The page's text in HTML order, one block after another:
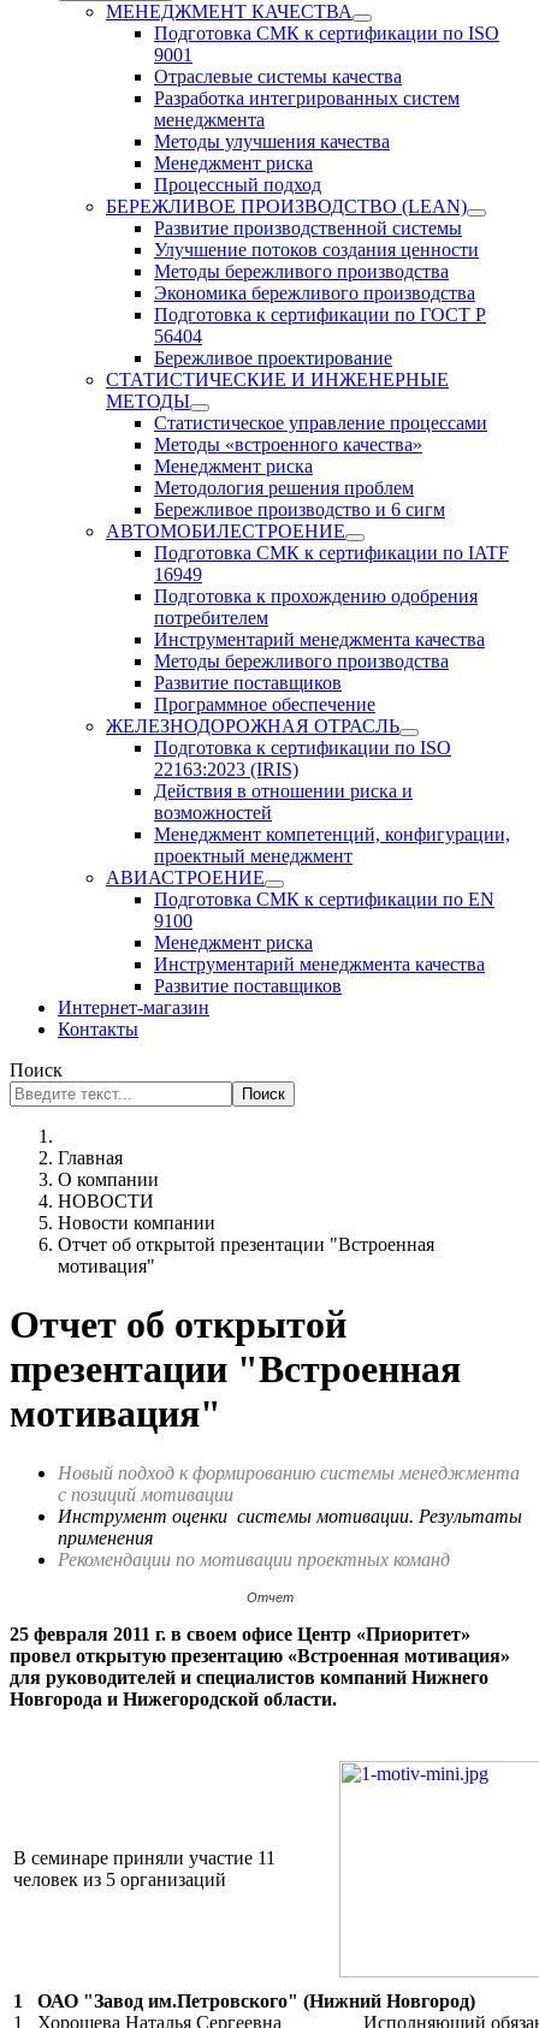
МЕНЕДЖМЕНТ КАЧЕСТВА
Подготовка СМК к сертификации по ISO
9001
Отраслевые системы качества
Разработка интегрированных систем
менеджмента
Методы улучшения качества
Менеджмент риска
Процессный подход
БЕРЕЖЛИВОЕ ПРОИЗВОДСТВО (LEAN)
Развитие производственной системы
Улучшение потоков создания ценности
Методы бережливого производства
Экономика бережливого производства
Подготовка к сертификации по ГОСТ Р
56404
Бережливое проектирование
СТАТИСТИЧЕСКИЕ И ИНЖЕНЕРНЫЕ
МЕТОДЫ
Статистическое управление процессами
Методы «встроенного качества»
Менеджмент риска
Методология решения проблем
Бережливое производство и 6 сигм
АВТОМОБИЛЕСТРОЕНИЕ
Подготовка СМК к сертификации по IATF
16949
Подготовка к прохождению одобрения
потребителем
Инструментарий менеджмента качества
Методы бережливого производства
Развитие поставщиков
Программное обеспечение
ЖЕЛЕЗНОДОРОЖНАЯ ОТРАСЛЬ
Подготовка к сертификации по ISO
22163:2023 (IRIS)
Действия в отношении риска и
возможностей
Менеджмент компетенций, конфигурации,
проектный менеджмент
АВИАСТРОЕНИЕ
Подготовка СМК к сертификации по EN
9100
Менеджмент риска
Инструментарий менеджмента качества
Развитие поставщиков
Интернет-магазин
Контакты
Поиск
Поиск
Главная
О компании
НОВОСТИ
Новости компании
Отчет об открытой презентации "Встроенная
мотивация"
Отчет об открытой
презентации "Встроенная
мотивация"
Новый подход к формированию системы менеджмента
с позиций мотивации
Инструмент оценки системы мотивации. Результаты
применения
Рекомендации по мотивации проектных команд
Отчет
25 февраля 2011 г. в своем офисе Центр «Приоритет»
провел открытую презентацию «Встроенная мотивация»
для руководителей и специалистов компаний Нижнего
Новгорода и Нижегородской области.
В семинаре приняли участие 11
человек из 5 организаций
1 ОАО "Завод им.Петровского" (Нижний Новгород)
1 Хорошева Наталья Сергеевна Исполняющий